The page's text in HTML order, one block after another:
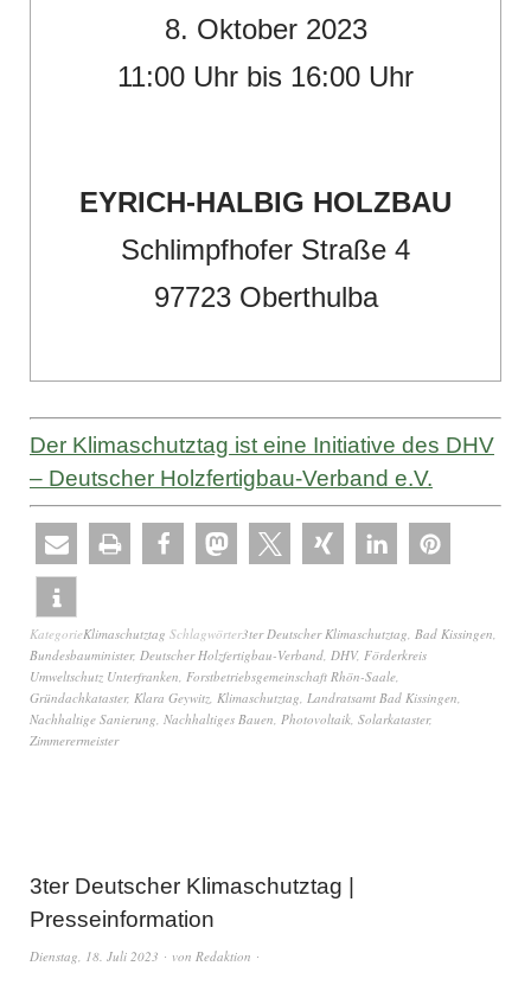
8. Oktober 2023
11:00 Uhr bis 16:00 Uhr
EYRICH-HALBIG HOLZBAU
Schlimpfhofer Straße 4
97723 Oberthulba
Der Klimaschutztag ist eine Initiative des DHV
– Deutscher Holzfertigbau-Verband e.V.
KategorieKlimaschutztag Schlagwörter3ter Deutscher Klimaschutztag, Bad Kissingen,
Bundesbauminister, Deutscher Holzfertigbau-Verband, DHV, Förderkreis
Umweltschutz Unterfranken, Forstbetriebsgemeinschaft Rhön-Saale,
Gründachkataster, Klara Geywitz, Klimaschutztag, Landratsamt Bad Kissingen,
Nachhaltige Sanierung, Nachhaltiges Bauen, Photovoltaik, Solarkataster,
Zimmerermeister
3ter Deutscher Klimaschutztag |
Presseinformation
Dienstag, 18. Juli 2023 von Redaktion